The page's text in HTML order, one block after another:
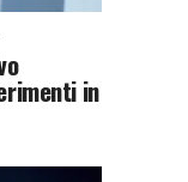
in